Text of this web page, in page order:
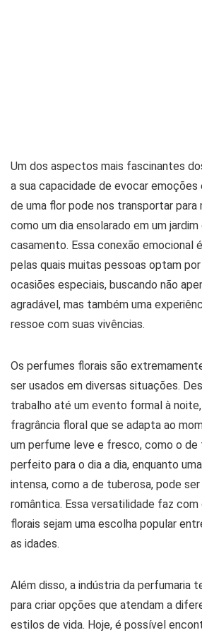
Um dos aspectos mais fascinantes
a sua capacidade de evocar emoções
de uma flor pode nos transportar
como um dia ensolarado em um
casamento. Essa conexão emocional
pelas quais muitas pessoas optam
ocasiões especiais, buscando não
agradável, mas também uma
ressoe com suas vivências.
Os perfumes florais são
ser usados em diversas situações.
trabalho até um evento formal à
fragrância floral que se adapta ao
um perfume leve e fresco, como o de
perfeito para o dia a dia, enquanto
intensa, como a de tuberosa, pode
romântica. Essa versatilidade faz
florais sejam uma escolha popular
as idades.
Além disso, a indústria da perfumaria
para criar opções que atendam a
estilos de vida. Hoje, é possível